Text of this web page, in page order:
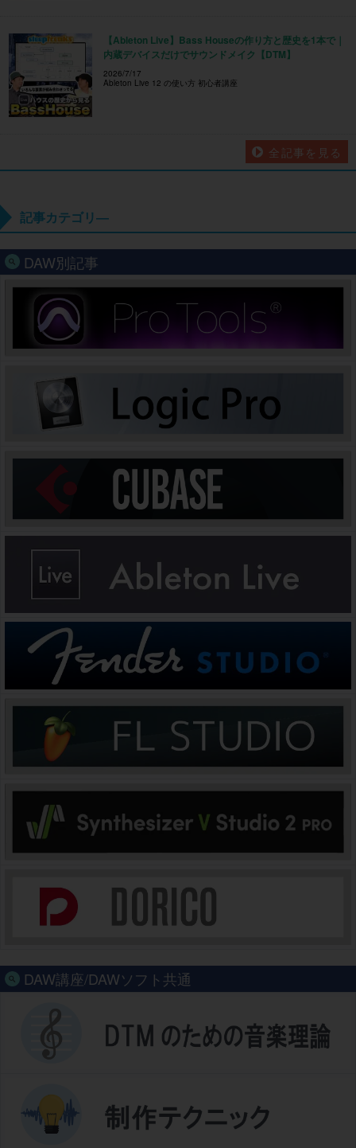
【Ableton Live】Bass Houseの作り方と歴史を1本で｜
内蔵デバイスだけでサウンドメイク【DTM】
2026/7/17
Ableton Live 12 の使い方 初心者講座
全記事を見る
記事カテゴリ―
DAW別記事
DAW講座/DAWソフト共通